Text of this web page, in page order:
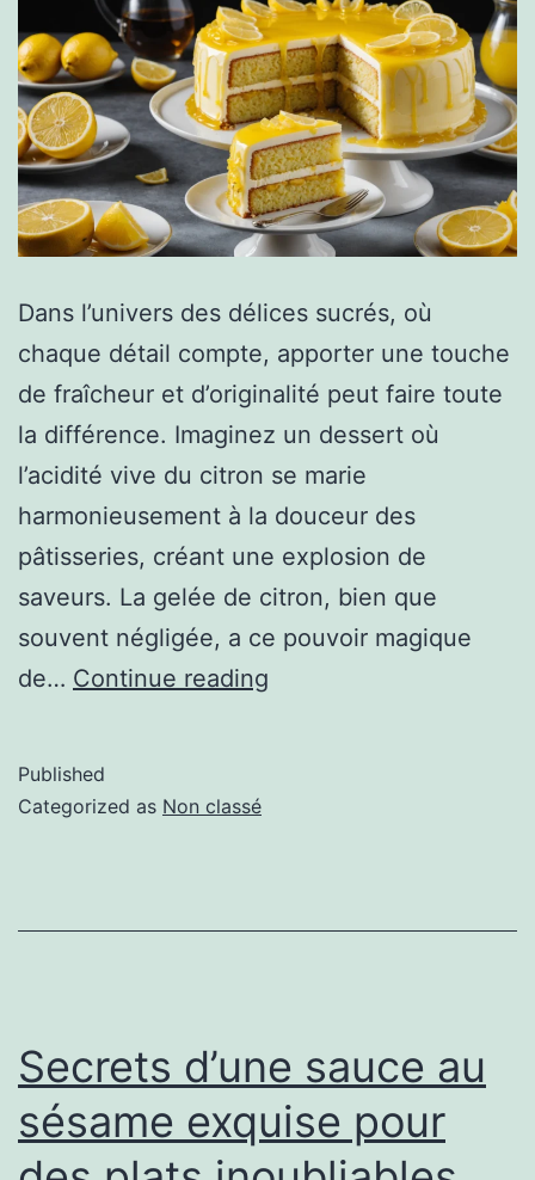
Dans l’univers des délices sucrés, où
chaque détail compte, apporter une touche
de fraîcheur et d’originalité peut faire toute
la différence. Imaginez un dessert où
l’acidité vive du citron se marie
harmonieusement à la douceur des
pâtisseries, créant une explosion de
saveurs. La gelée de citron, bien que
souvent négligée, a ce pouvoir magique
de… Continue reading
Published
Categorized as Non classé
Secrets d’une sauce au
sésame exquise pour